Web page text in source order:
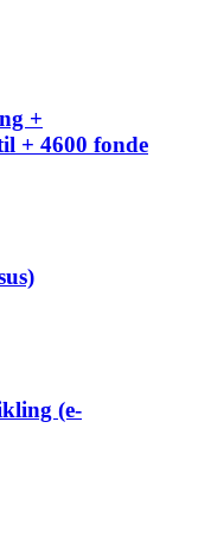
+
+ 4600 fonde
(e-